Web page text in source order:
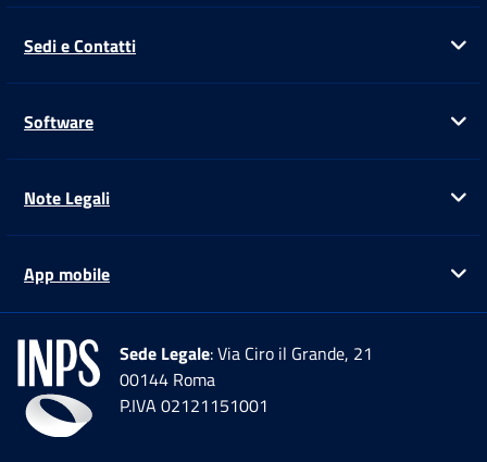
Sedi e Contatti
Software
Note Legali
App mobile
Sede Legale: Via Ciro il Grande, 21
00144 Roma
P.IVA 02121151001